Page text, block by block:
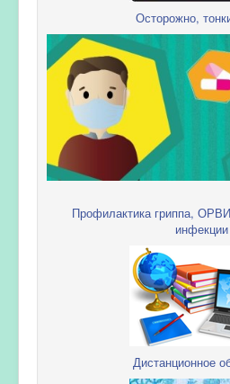
Осторожно,
Профилактика гриппа,
инфекции
Дистанционное